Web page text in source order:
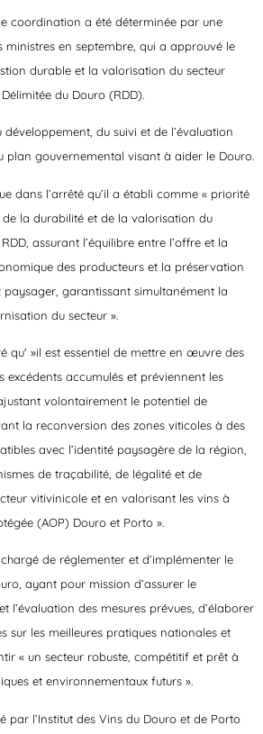
coordination a été déterminée par une
ministres en septembre, qui a approuvé le
durable et la valorisation du secteur
du Douro (RDD).
du suivi et de l’évaluation
plan gouvernemental visant à aider le Douro.
dans l’arrêté qu’il a établi comme « priorité
de la durabilité et de la valorisation du
assurant l’équilibre entre l’offre et la
des producteurs et la préservation
garantissant simultanément la
du secteur ».
qu' »il est essentiel de mettre en œuvre des
excédents accumulés et préviennent les
volontairement le potentiel de
la reconversion des zones viticoles à des
avec l’identité paysagère de la région,
de traçabilité, de légalité et de
vitivinicole et en valorisant les vins à
(AOP) Douro et Porto ».
de réglementer et d’implémenter le
ayant pour mission d’assurer le
l’évaluation des mesures prévues, d’élaborer
sur les meilleures pratiques nationales et
« un secteur robuste, compétitif et prêt à
et environnementaux futurs ».
par l’Institut des Vins du Douro et de Porto